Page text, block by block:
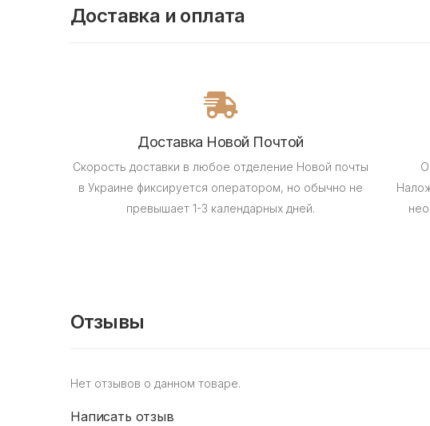
Доставка и оплата
Доставка Новой Почтой
Скорость доставки в любое отделение Новой почты
в Украине фиксируется оператором, но обычно не
превышает 1-3 календарных дней.
Отзывы
Нет отзывов о данном товаре.
Написать отзыв